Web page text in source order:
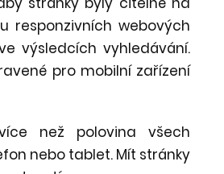
responzivních webových
výsledcích vyhledávání.
pro mobilní zařízení
než polovina všech
nebo tablet. Mít stránky